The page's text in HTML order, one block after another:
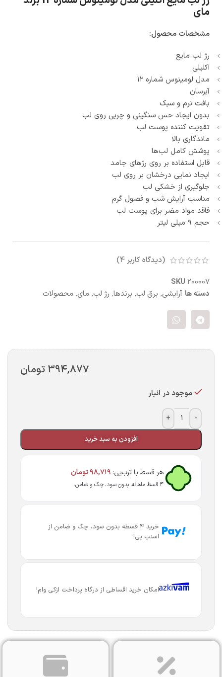
مای
مشخصات محصول:
رژ لب مایع
اکلیلی
مدل لومینوس شماره ۱۲
آبرسان
بافت نرم و سبک
بدون ایجاد حس سنگینی و چربی روی لب
تقویت کننده پوست لب
ماندگاری بالا
پوشش کامل لب‌ها
قابل استفاده بر روی رژهای جامد
ایجاد نمایی درخشان بر روی لب
جلوگیری از خشکی لب
مناسب آرایش شب و فصول گرم
فاقد مواد مضر برای پوست لب
حجم ۹ میلی لیتر
(دیدگاه کاربر4
)
SKU 200007
دسته ها آرایشی, برق لب, برندها, رژ لب, مای, محصولات
۳۹۴,۸۷۷ تومان
موجود در انبار
-
+
افزودن به سبد خرید
هر قسط با ترب‌پی: ۹۸,۷۱۹تومان
۴ قسط ماهانه. بدون سود، چک و ضامن.
خرید 4 قسطه بدون سود، چک و ضامن از
اسنپ پی!
امکان خرید اقساطی از درگاه پرداخت ازکی وام!